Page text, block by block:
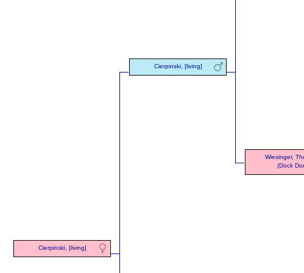
Cierpinski, [living]
Cierpinski, [living]
Wiesinger,
(Dock